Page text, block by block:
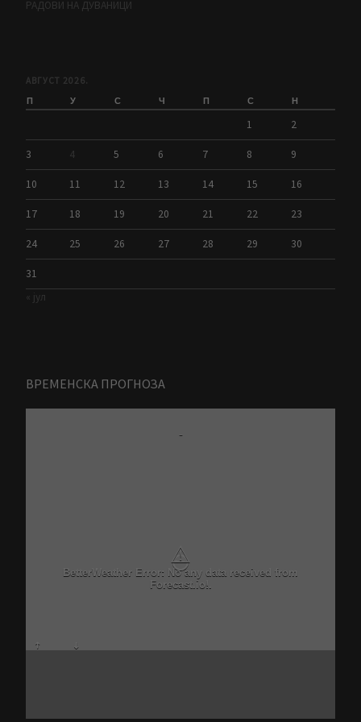
РАДОВИ НА ДУВАНИЦИ
АВГУСТ 2026.
П У С Ч П С Н
1 2
3 4 5 6 7 8 9
10 11 12 13 14 15 16
17 18 19 20 21 22 23
24 25 26 27 28 29 30
31
« јул
ВРЕМЕНСКА ПРОГНОЗА
-
⚠
BetterWeather Error: No any data received from
Forecast.io!.